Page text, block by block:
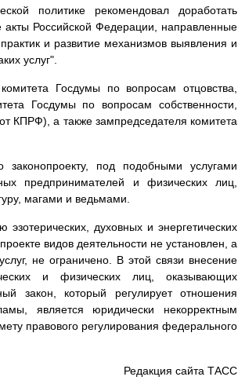
политике рекомендовал доработать
акты Российской Федерации, направленные
и развитие механизмов выявления и
услуг".
Госдумы по вопросам отцовства,
Госдумы по вопросам собственности,
КПРФ), а также зампредседателя комитета
под подобными услугами
предпринимателей и физических лиц,
магами и ведьмами.
духовных и энергетических
видов деятельности не установлен, а
не ограничено. В этой связи внесение
и физических лиц, оказывающих
закон, который регулирует отношения
является юридически некорректным
правового регулирования федерального
Редакция сайта ТАСС